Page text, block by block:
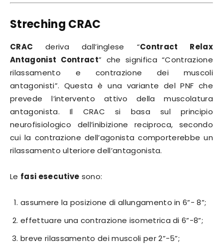
Streching CRAC
CRAC deriva dall’inglese “Contract Relax
Antagonist Contract” che significa “Contrazione
rilassamento e contrazione dei muscoli
antagonisti”. Questa è una variante del PNF che
prevede l’intervento attivo della muscolatura
antagonista. Il CRAC si basa sul principio
neurofisiologico dell’inibizione reciproca, secondo
cui la contrazione dell’agonista comporterebbe un
rilassamento ulteriore dell’antagonista.
Le fasi esecutive sono:
assumere la posizione di allungamento in 6”- 8”;
effettuare una contrazione isometrica di 6”-8”;
breve rilassamento dei muscoli per 2”-5”;